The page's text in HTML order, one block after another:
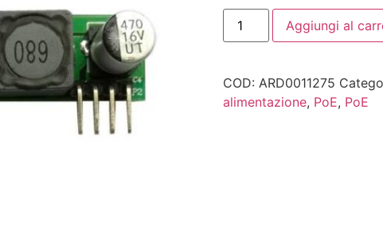
Aggiungi al
COD: ARD0011275
alimentazione, PoE, PoE